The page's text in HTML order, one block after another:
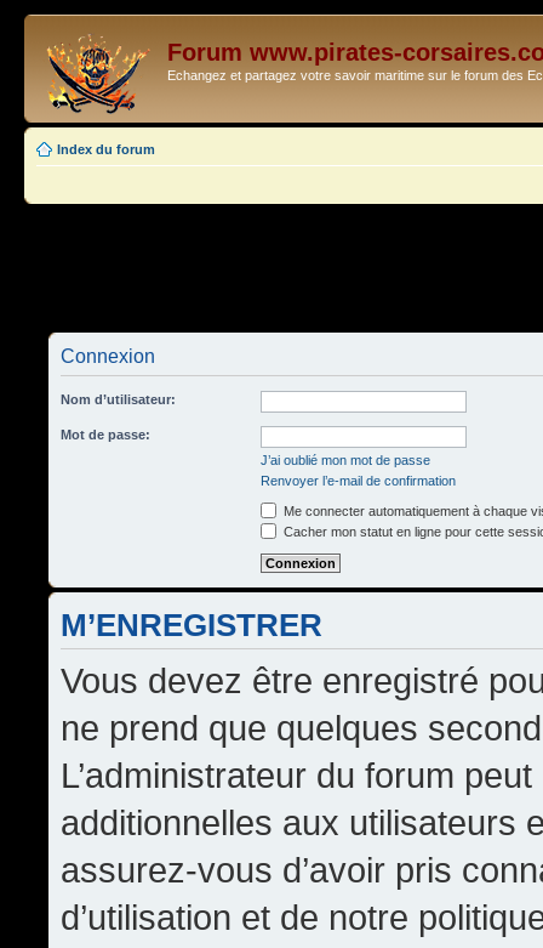
Forum www.pirates-
Echangez et partagez votre savoir maritime sur le forum des
Index du forum
Connexion
Nom d’utilisateur:
Mot de passe:
J’ai oublié mon mot de passe
Renvoyer l’e-mail de confirmation
Me connecter automatiquement à chaque
Cacher mon statut en ligne pour cette
M’ENREGISTRER
Vous devez être enregistré
ne prend que quelques
L’administrateur du forum
additionnelles aux utilisateurs
assurez-vous d’avoir pris
d’utilisation et de notre